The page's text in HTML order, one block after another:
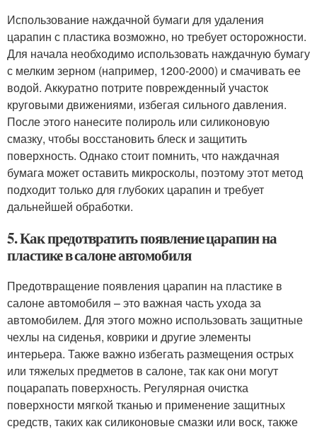
Использование наждачной бумаги для удаления
царапин с пластика возможно, но требует осторожности.
Для начала необходимо использовать наждачную бумагу
с мелким зерном (например, 1200-2000) и смачивать ее
водой. Аккуратно потрите поврежденный участок
круговыми движениями, избегая сильного давления.
После этого нанесите полироль или силиконовую
смазку, чтобы восстановить блеск и защитить
поверхность. Однако стоит помнить, что наждачная
бумага может оставить микросколы, поэтому этот метод
подходит только для глубоких царапин и требует
дальнейшей обработки.
5. Как предотвратить появление царапин на
пластике в салоне автомобиля
Предотвращение появления царапин на пластике в
салоне автомобиля – это важная часть ухода за
автомобилем. Для этого можно использовать защитные
чехлы на сиденья, коврики и другие элементы
интерьера. Также важно избегать размещения острых
или тяжелых предметов в салоне, так как они могут
поцарапать поверхность. Регулярная очистка
поверхности мягкой тканью и применение защитных
средств, таких как силиконовые смазки или воск, также